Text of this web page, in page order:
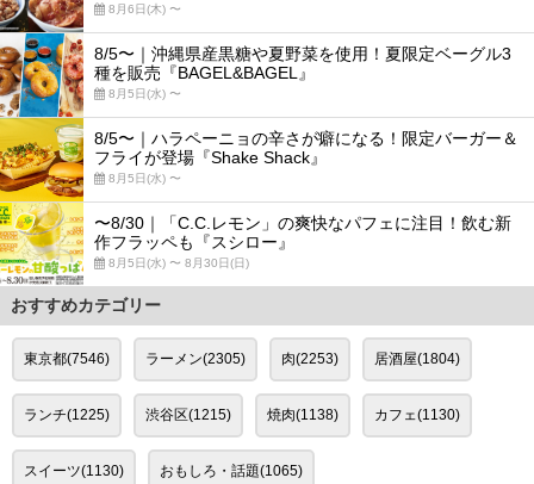
8月6日(木) 〜
8/5〜｜沖縄県産黒糖や夏野菜を使用！夏限定ベーグル3
種を販売『BAGEL&BAGEL』
8月5日(水) 〜
8/5〜｜ハラペーニョの辛さが癖になる！限定バーガー＆
フライが登場『Shake Shack』
8月5日(水) 〜
〜8/30｜「C.C.レモン」の爽快なパフェに注目！飲む新
作フラッペも『スシロー』
8月5日(水) 〜 8月30日(日)
おすすめカテゴリー
東京都(7546) ラーメン(2305) 肉(2253) 居酒屋(1804)
ランチ(1225) 渋谷区(1215) 焼肉(1138) カフェ(1130)
スイーツ(1130) おもしろ・話題(1065)